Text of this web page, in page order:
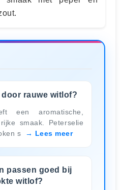
rauwe witlof?
een aromatische,
smaak. Peterselie
s
Lees meer
passen goed bij
witlof?